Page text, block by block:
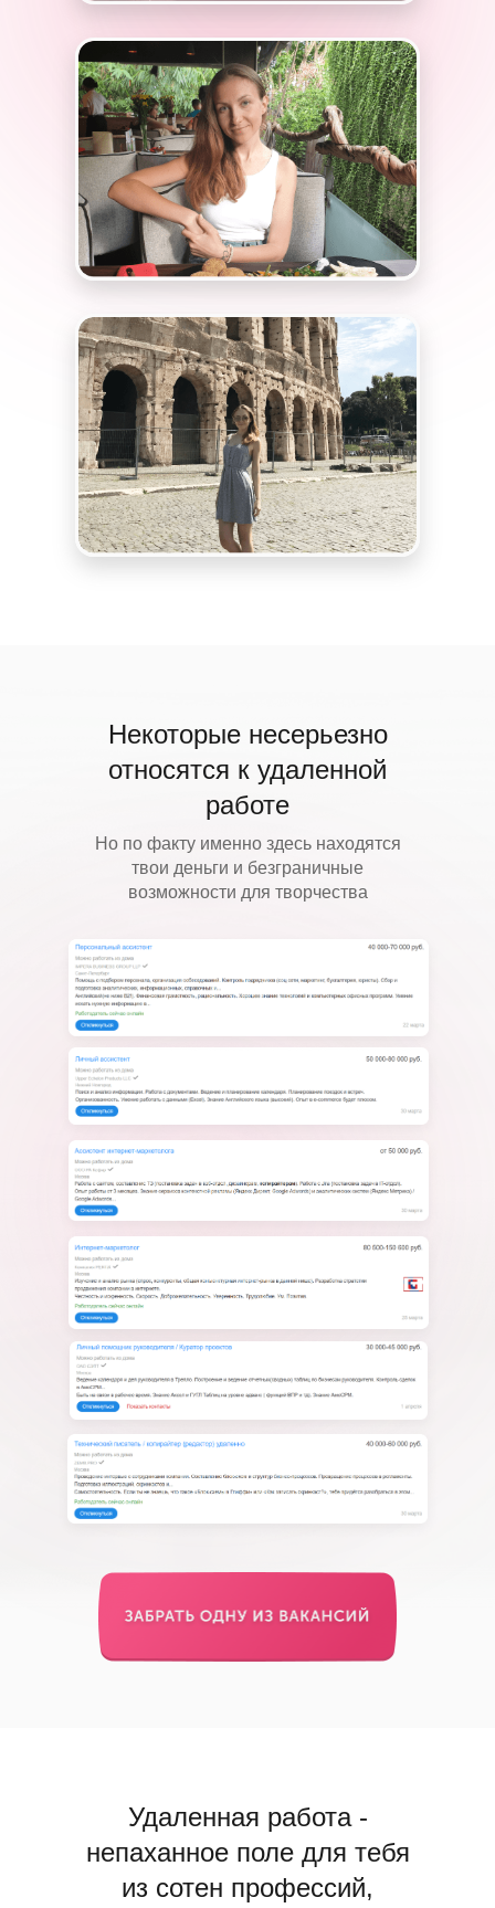
Некоторые несерьезно
относятся к удаленной
работе
Но по факту именно здесь находятся
твои деньги и безграничные
возможности для творчества
Удаленная работа -
непаханное поле для тебя
из сотен профессий,